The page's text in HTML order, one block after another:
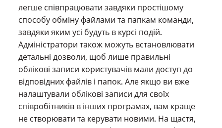
легше співпрацювати завдяки простішому
способу обміну файлами та папкам команди,
завдяки яким усі будуть в курсі подій.
Адміністратори також можуть встановлювати
детальні дозволи, щоб лише правильні
облікові записи користувачів мали доступ до
відповідних файлів і папок. Але якщо ви вже
налаштували облікові записи для своїх
співробітників в інших програмах, вам краще
не створювати та керувати новими. На щастя,